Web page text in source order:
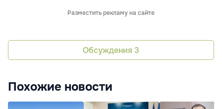
Разместить рекламу на сайте
Обсуждения 3
Похожие новости